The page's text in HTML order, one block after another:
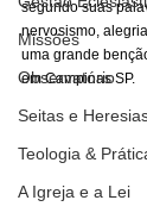
Missões
Observatório
Seitas e
Teologia &
A Igreja e a Lei
segundo suas
nervosismo,
uma grande
em Campinas SP.